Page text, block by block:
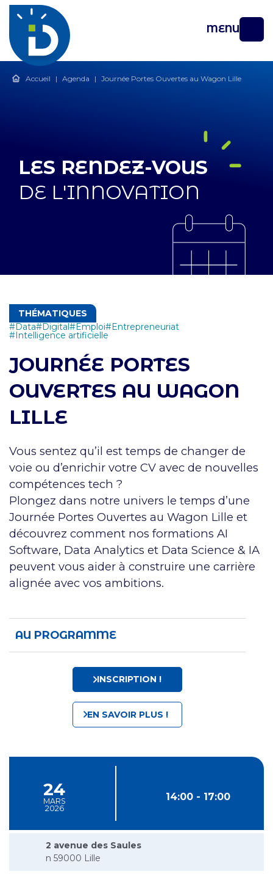
MENU
Accueil | Agenda | Journée Portes Ouvertes au Wagon Lille
LES RENDEZ-VOUS
DE L'INNOVATION
THÉMATIQUES
Data
Digital Emploi Entrepreneuriat
Intelligence artificielle
JOURNÉE PORTES
OUVERTES AU WAGON
LILLE
Vous sentez qu’il est temps de changer de
voie ou d’enrichir votre CV avec de nouvelles
compétences tech ?
Plongez dans notre univers le temps d’une
Journée Portes Ouvertes au Wagon Lille et
découvrez comment nos formations AI
Software, Data Analytics et Data Science & IA
peuvent vous aider à construire une carrière
alignée avec vos ambitions.
AU PROGRAMME
INSCRIPTION !
EN SAVOIR PLUS !
24
MARS
2026
14:00 - 17:00
2 avenue des Saules
n 59000 Lille